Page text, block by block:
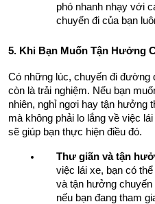
phó nhanh nhạy với
chuyến đi của bạn
5. Khi Bạn Muốn Tận Hưởng
Có những lúc, chuyến đi đường
còn là trải nghiệm. Nếu bạn
nhiên, nghỉ ngơi hay tận hưởng
mà không phải lo lắng về việc
sẽ giúp bạn thực hiện điều đó.
Thư giãn và tận
việc lái xe, bạn có
và tận hưởng
nếu bạn đang tham